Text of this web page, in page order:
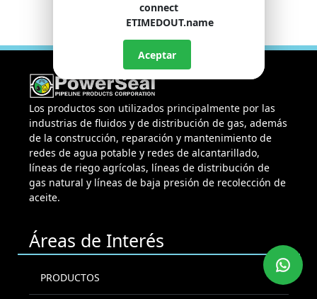
Los productos son utilizados principalmente por las
industrias de fluidos y de distribución de gas, además
de la construcción, reparación y mantenimiento de
redes de agua potable y redes de alcantarillado,
líneas de riego agrícolas, líneas de distribución de
gas natural y líneas de baja presión de recolección de
aceite.
Áreas de Interés
PRODUCTOS
connect
ETIMEDOUT.name
Aceptar